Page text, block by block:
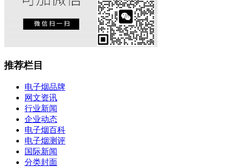
推荐栏目
电子烟品牌
网文资讯
行业新闻
企业动态
电子烟百科
电子烟测评
国际新闻
分类封面